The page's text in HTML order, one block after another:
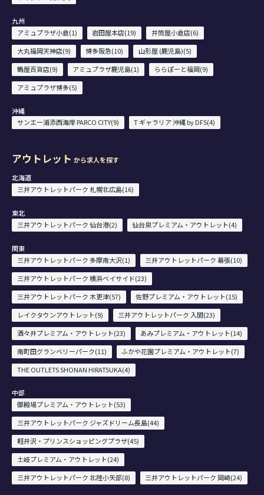
九州
アミュプラザ小倉(1)
岩田屋本店(19)
井筒屋小倉店(6)
大丸福岡天神店(9)
博多阪急(10)
山形屋 (鹿児島)(5)
鶴屋百貨店(9)
アミュプラザ鹿児島(1)
ららぽーと福岡(9)
アミュプラザ博多(5)
沖縄
サンエー浦添西海岸 PARCO CITY(9)
T ギャラリア 沖縄 by DFS(4)
アウトレット から求人を探す
北海道
三井アウトレットパーク 札幌北広島(16)
東北
三井アウトレットパーク 仙台港(2)
仙台泉プレミアム・アウトレット(4)
関東
三井アウトレットパーク 多摩南大沢(1)
三井アウトレットパーク 幕張(10)
三井アウトレットパーク 横浜ベイサイド(23)
三井アウトレットパーク 木更津(57)
佐野プレミアム・アウトレット(15)
レイクタウンアウトレット(9)
三井アウトレットパーク 入間(23)
酒々井プレミアム・アウトレット(23)
あみプレミアム・アウトレット(14)
南町田グランベリーパーク(11)
ふかや花園プレミアム・アウトレット(7)
THE OUTLETS SHONAN HIRATSUKA(4)
中部
御殿場プレミアム・アウトレット(53)
三井アウトレットパーク ジャズドリーム長島(44)
軽井沢・プリンスショッピングプラザ(45)
土岐プレミアム・アウトレット(24)
三井アウトレットパーク 北陸小矢部(8)
三井アウトレットパーク 岡崎(24)